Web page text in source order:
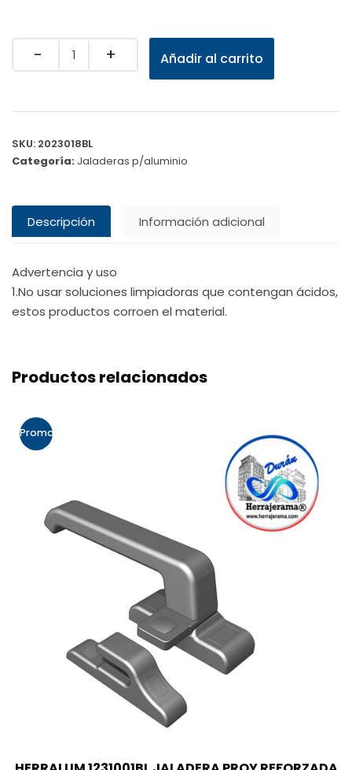
Quantity Añadir al carrito
SKU: 2023018BL
Categoría: Jaladeras p/aluminio
Descripción Información adicional
Advertencia y uso
1.No usar soluciones limpiadoras que contengan ácidos,
estos productos corroen el material.
Productos relacionados
Promo!